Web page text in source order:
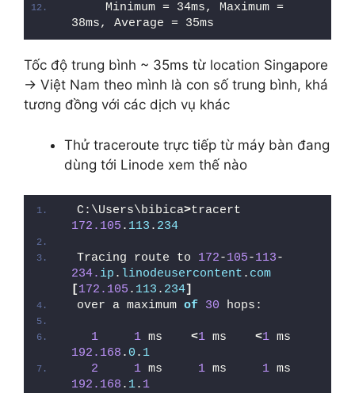
    Minimum = 34ms, Maximum =
38ms, Average = 35ms
Tốc độ trung bình ~ 35ms từ location Singapore
-> Việt Nam theo mình là con số trung bình, khá
tương đồng với các dịch vụ khác
Thử traceroute trực tiếp từ máy bàn đang
dùng tới Linode xem thế nào
C:\Users\bibica>
172.105 . 113 . 234
Tracing route to 172-105-113-
234. ip . linodeusercontent . com
[172.105 . 113 . 234]
over a maximum of 30 hops:
1 1 ms <1 ms <1
192.168 . 0 . 1
2
1 ms 1 ms 1
192.168 . 1. 1